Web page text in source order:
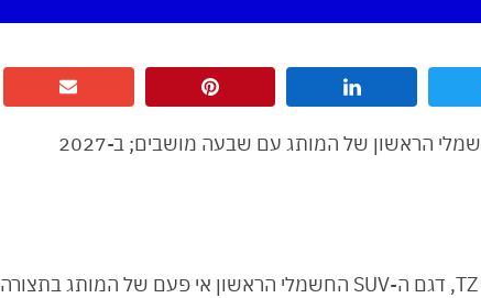
🌎 חדשות רכב > לקסוס TZ נחשף: ה-SUV החשמלי הראשון של המותג עם שבעה מושבים; ב-2027
לקסוס חשפה היום בבכורה עולמית את לקסוס TZ, דגם ה-SUV החשמלי הראשון אי פעם של המותג בתצורה